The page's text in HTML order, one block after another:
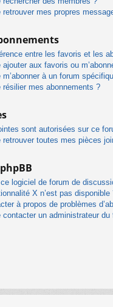
retrouver mes propres
entre les favoris et les
aux favoris ou
à un forum
résilier mes abonnements ?
sont autorisées sur ce
retrouver toutes mes pièces
logiciel de forum de
X n’est pas disponible
à propos de problèmes
contacter un administrateur du